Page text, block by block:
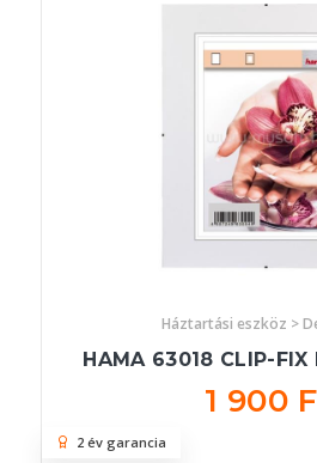
Háztartási eszköz >
HAMA 63018 CLIP-FIX
1 900
2 év garancia